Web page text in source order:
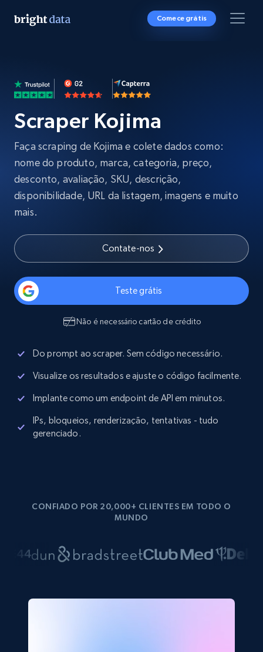
Comece grátis
Scraper Kojima
Faça scraping de Kojima e colete dados como:
nome do produto, marca, categoria, preço,
desconto, avaliação, SKU, descrição,
disponibilidade, URL da listagem, imagens e muito
mais.
Contate-nos
Teste grátis
Não é necessário cartão de crédito
Do prompt ao scraper. Sem código necessário.
Visualize os resultados e ajuste o código facilmente.
Implante como um endpoint de API em minutos.
IPs, bloqueios, renderização, tentativas - tudo
gerenciado.
CONFIADO POR 20,000+ CLIENTES EM TODO O
MUNDO